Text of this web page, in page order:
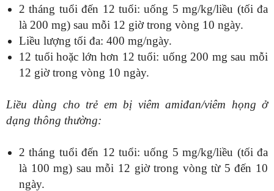
2 tháng tuổi đến 12 tuổi: uống 5 mg/kg/liều (tối đa
là 200 mg) sau mỗi 12 giờ trong vòng 10 ngày.
Liều lượng tối đa: 400 mg/ngày.
12 tuổi hoặc lớn hơn 12 tuổi: uống 200 mg sau mỗi
12 giờ trong vòng 10 ngày.
Liều dùng cho trẻ em bị viêm amiđan/viêm họng ở
dạng thông thường:
2 tháng tuổi đến 12 tuổi: uống 5 mg/kg/liều (tối đa
là 100 mg) sau mỗi 12 giờ trong vòng từ 5 đến 10
ngày.